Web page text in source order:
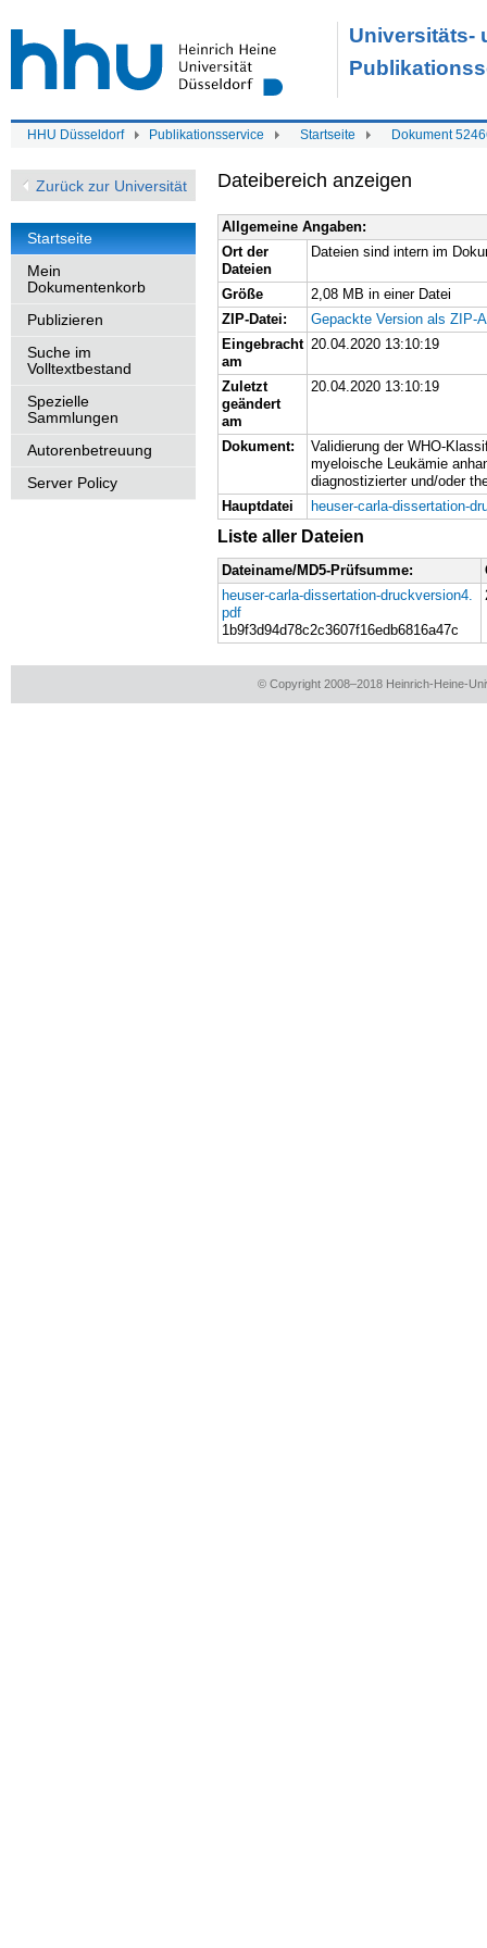
Universitäts-
HHU Düsseldorf Publikationsservice Startseite Dokument
Zurück zur Universität
Startseite
Mein
Dokumentenkorb
Publizieren
Suche im
Volltextbestand
Spezielle
Sammlungen
Autorenbetreuung
Server Policy
Dateibereich anzeigen
Allgemeine Angaben:
Ort der
Dateien
Dateien sind intern im
Größe
2,08 MB in einer Datei
ZIP-Datei:
Gepackte Version als ZIP-
Eingebracht
am
20.04.2020 13:10:19
Zuletzt
geändert
am
20.04.2020 13:10:19
Dokument:
Validierung der WHO-
myeloische Leukämie
diagnostizierter und/oder
Hauptdatei
heuser-carla-dissertation-
Liste aller Dateien
Da­tei­na­me/MD5-Prüf­sum­me:
heuser-carla-dissertation-druckversion4.​
pdf
1b9f3d94d78c2c3607f16ed­b6816a47c
© Copyright 2008–2018 Heinrich-Heine-